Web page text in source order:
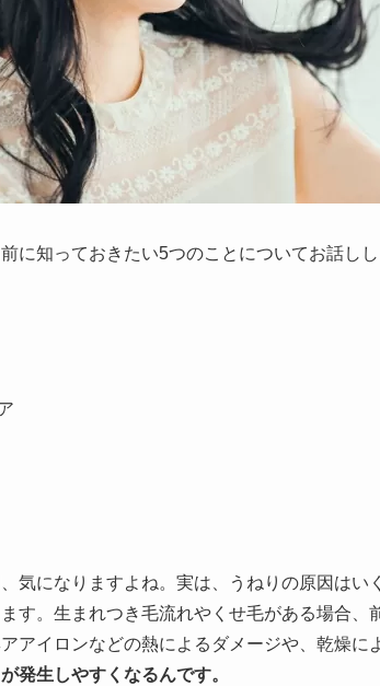
に知っておきたい5つのことについてお話しし
気になりますよね。実は、うねりの原因はい
す。生まれつき毛流れやくせ毛がある場合、
アイロンなどの熱によるダメージや、乾燥に
発生しやすくなるんです。